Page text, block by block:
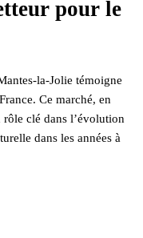
pour le
la-Jolie témoigne
Ce marché, en
clé dans l’évolution
dans les années à